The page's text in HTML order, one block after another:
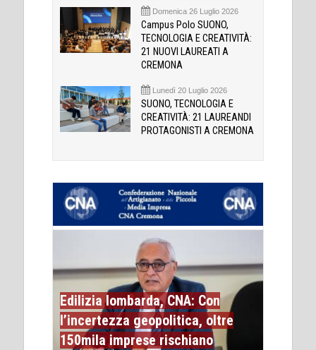
Domenica 26 Luglio 2026
Campus Polo SUONO,
TECNOLOGIA E CREATIVITÀ:
21 NUOVI LAUREATI A
CREMONA
Lunedì 20 Luglio 2026
SUONO, TECNOLOGIA E
CREATIVITÀ: 21 LAUREANDI
PROTAGONISTI A CREMONA
Edilizia lombarda, CNA: Con
l’incertezza geopolitica, oltre
150mila imprese rischiano